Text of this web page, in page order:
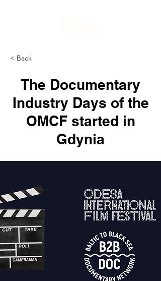
< Back
The Documentary
Industry Days of the
OMCF started in
Gdynia